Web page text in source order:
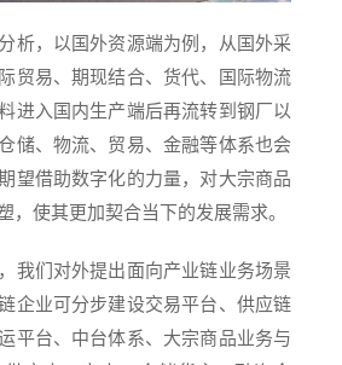
析，以国外资源端为例，从国外采
贸易、期现结合、货代、国际物流
进入国内生产端后再流转到钢厂以
储、物流、贸易、金融等体系也会
望借助数字化的力量，对大宗商品
，使其更加契合当下的发展需求。
我们对外提出面向产业链业务场景
企业可分步建设交易平台、供应链
平台、中台体系、大宗商品业务与